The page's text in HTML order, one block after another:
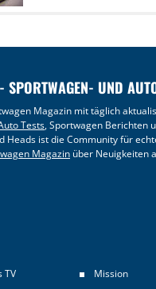
SPORTWAGEN- UND
Magazin mit täglich
Tests, Sportwagen Berichten
Heads ist die Community für
Magazin über Neuigkeiten
TV
Mission